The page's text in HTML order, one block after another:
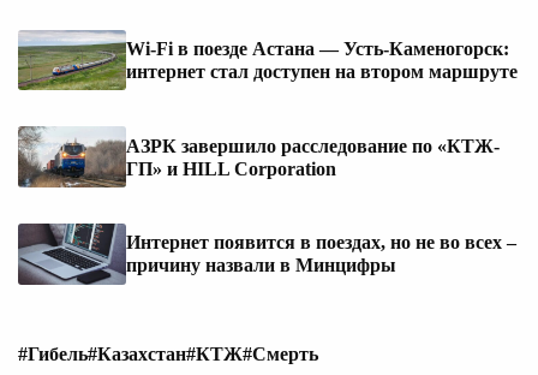
Wi-Fi в поезде Астана — Усть-Каменогорск:
интернет стал доступен на втором маршруте
АЗРК завершило расследование по «КТЖ-
ГП» и HILL Corporation
Интернет появится в поездах, но не во всех –
причину назвали в Минцифры
#Гибель#Казахстан#КТЖ#Смерть